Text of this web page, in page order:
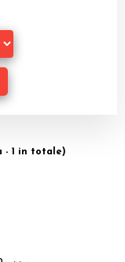
- 1 in totale)